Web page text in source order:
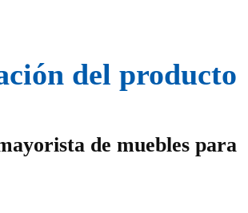
del producto
de muebles para